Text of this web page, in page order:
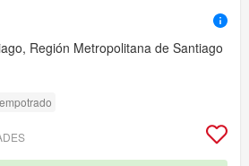
Región Metropolitana de Santiago